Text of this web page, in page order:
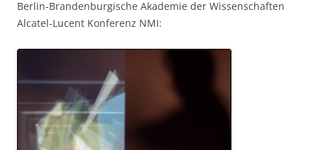
Berlin-Brandenburgische Akademie der Wissenschaften
Alcatel-Lucent Konferenz NMI: